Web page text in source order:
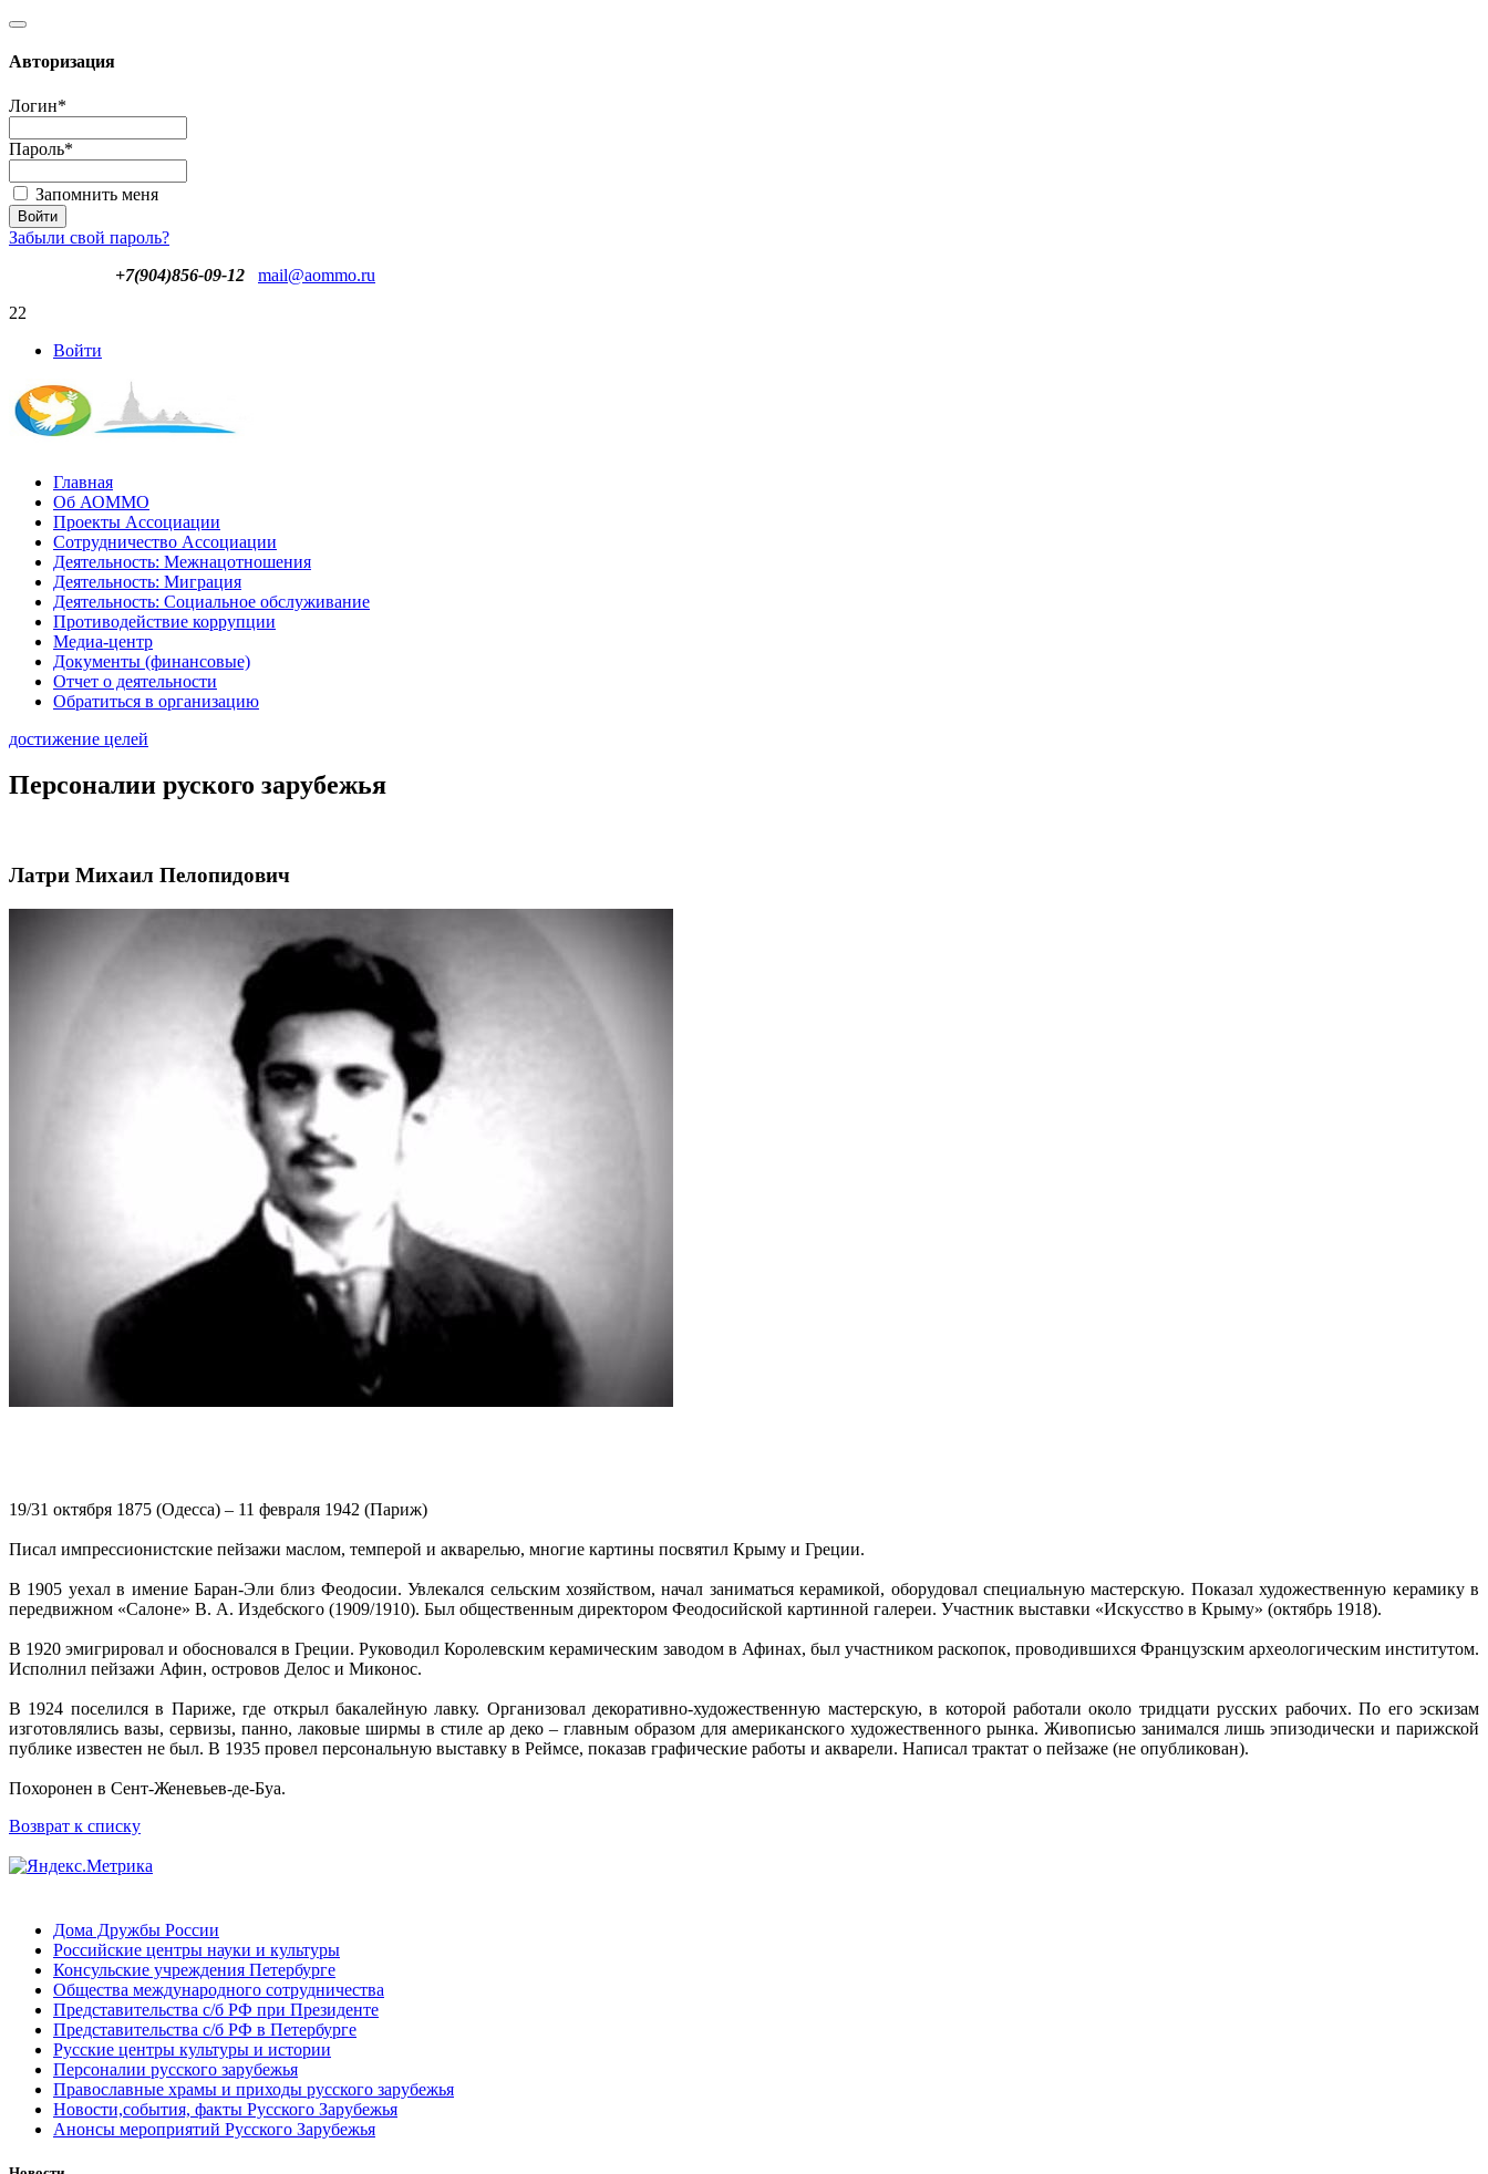
Авторизация
Логин*
Пароль*
Запомнить меня
Забыли свой пароль?
+7(904)856-09-12
mail@aommo.ru
22
Войти
Главная
Об АОММО
Проекты Ассоциации
Сотрудничество Ассоциации
Деятельность: Межнацотношения
Деятельность: Миграция
Деятельность: Социальное обслуживание
Противодействие коррупции
Медиа-центр
Документы (финансовые)
Отчет о деятельности
Обратиться в организацию
достижение целей
Персоналии руского зарубежья
Латри Михаил Пелопидович
19/31 октября 1875 (Одесса) – 11 февраля 1942 (Париж)
Писал импрессионистские пейзажи маслом, темперой и акварелью, многие картины посвятил Крыму и Греции.
В 1905 уехал в имение Баран-Эли близ Феодосии. Увлекался сельским хозяйством, начал заниматься керамикой, оборудовал специальную мастерскую. Показал художественную керамику в
передвижном «Салоне» В. А. Издебского (1909/1910). Был общественным директором Феодосийской картинной галереи. Участник выставки «Искусство в Крыму» (октябрь 1918).
В 1920 эмигрировал и обосновался в Греции. Руководил Королевским керамическим заводом в Афинах, был участником раскопок, проводившихся Французским археологическим институтом.
Исполнил пейзажи Афин, островов Делос и Миконос.
В 1924 поселился в Париже, где открыл бакалейную лавку. Организовал декоративно-художественную мастерскую, в которой работали около тридцати русских рабочих. По его эскизам
изготовлялись вазы, сервизы, панно, лаковые ширмы в стиле ар деко – главным образом для американского художественного рынка. Живописью занимался лишь эпизодически и парижской
публике известен не был. В 1935 провел персональную выставку в Реймсе, показав графические работы и акварели. Написал трактат о пейзаже (не опубликован).
Похоронен в Сент-Женевьев-де-Буа.
Возврат к списку
Дома Дружбы России
Российские центры науки и культуры
Консульские учреждения Петербурге
Общества международного сотрудничества
Представительства с/б РФ при Президенте
Представительства с/б РФ в Петербурге
Русские центры культуры и истории
Персоналии русского зарубежья
Православные храмы и приходы русского зарубежья
Новости,события, факты Русского Зарубежья
Анонсы мероприятий Русского Зарубежья